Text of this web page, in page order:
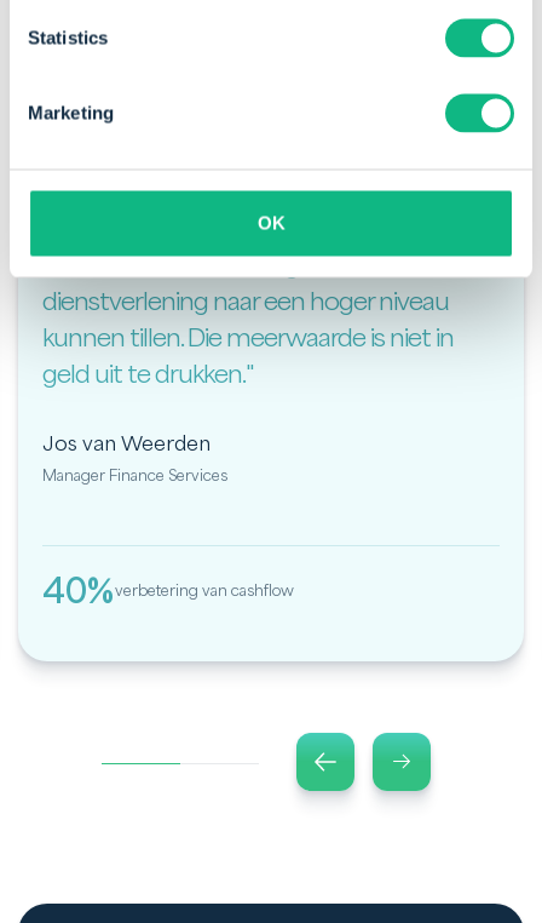
Statistics
Marketing
OK
debiteurenbeheer aanzienlijk verbeterd,
maar hebben we ook de kwaliteit van onze
customer service en algehele
dienstverlening naar een hoger niveau
kunnen tillen. Die meerwaarde is niet in
geld uit te drukken."
Jos van Weerden
Manager Finance Services
40%verbetering van cashflow